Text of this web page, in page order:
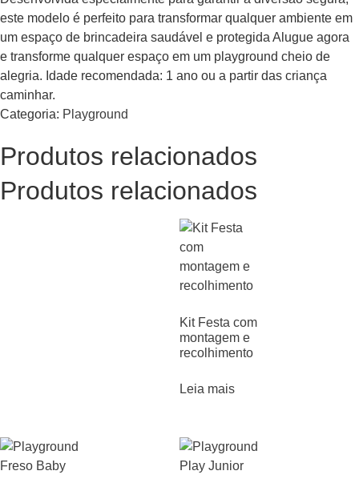
este modelo é perfeito para transformar qualquer ambiente em
um espaço de brincadeira saudável e protegida Alugue agora
e transforme qualquer espaço em um playground cheio de
alegria. Idade recomendada: 1 ano ou a partir das criança
caminhar.
Categoria: Playground
Produtos relacionados
Produtos relacionados
Kit Festa com
montagem e
recolhimento
Leia mais